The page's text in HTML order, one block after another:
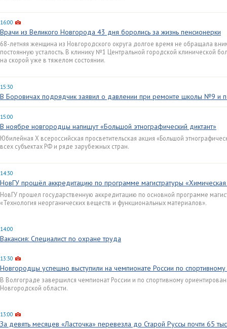
16:00
Врачи из Великого Новгорода 43 дня боролись за жизнь пенсионерки
68-летняя женщина из Новгородского округа долгое время не обращала
постоянную усталость. В клинику №1 Центральной городской клинической
на скорой уже в тяжелом состоянии.
15:30
В Боровичах подрядчик заявил о давлении при ремонте школы №9 и
15:00
В ноябре новгородцы напишут «Большой этнографический диктант»
Юбилейная X всероссийская просветительская акция «Большой
всех субъектах РФ и ряде зарубежных стран.
14:30
НовГУ прошёл аккредитацию по программе магистратуры «Химическая
НовГУ прошел государственную аккредитацию по основной программе
«Технология неорганических веществ и функциональных материалов».
14:00
Вакансия: Специалист по охране труда
13:30
Новгородцы успешно выступили на чемпионате России по
В Волгограде завершился чемпионат России и по спортивному
Новгородской области.
13:00
За девять месяцев «Ласточка» перевезла до Старой Руссы почти 65